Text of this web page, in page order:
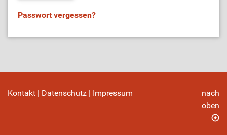
Passwort vergessen?
Kontakt | Datenschutz | Impressum
nach
oben